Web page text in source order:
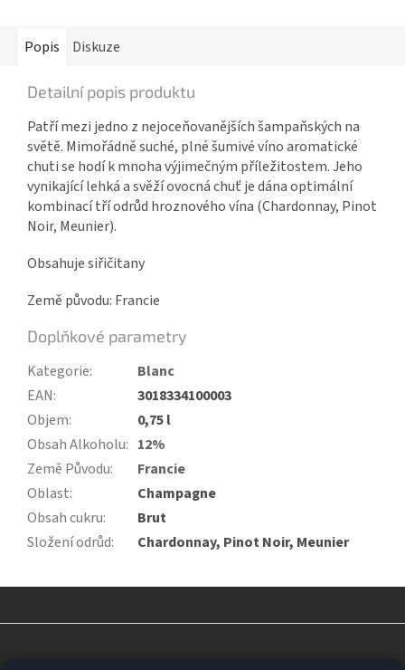
Popis Diskuze
Detailní popis produktu
Patří mezi jedno z nejoceňovanějších šampaňských na
světě. Mimořádně suché, plné šumivé víno aromatické
chuti se hodí k mnoha výjimečným příležitostem. Jeho
vynikající lehká a svěží ovocná chuť je dána optimální
kombinací tří odrůd hroznového vína (Chardonnay, Pinot
Noir, Meunier).
Obsahuje siřičitany
Země původu: Francie
Doplňkové parametry
Kategorie:
Blanc
EAN:
3018334100003
Objem:
0,75 l
Obsah Alkoholu: 12%
Země Původu:
Francie
Oblast:
Champagne
Obsah cukru:
Brut
Složení odrůd: Chardonnay, Pinot Noir, Meunier